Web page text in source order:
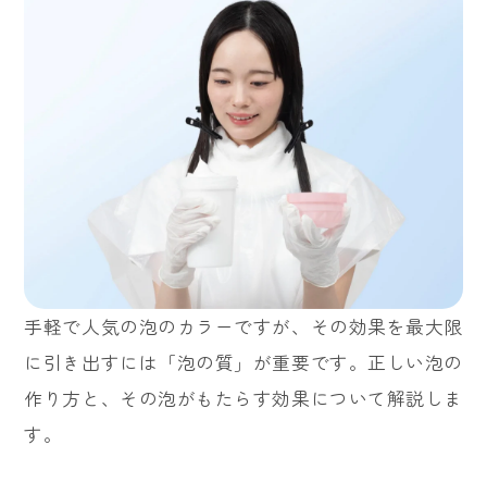
手軽で人気の泡のカラーですが、その効果を最大限
に引き出すには「泡の質」が重要です。正しい泡の
作り方と、その泡がもたらす効果について解説しま
す。